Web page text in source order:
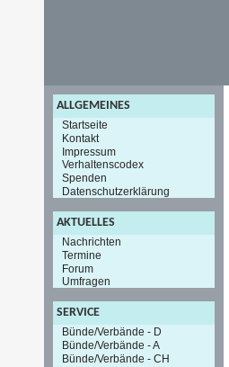
ALLGEMEINES
Startseite
Kontakt
Impressum
Verhaltenscodex
Spenden
Datenschutzerklärung
AKTUELLES
Nachrichten
Termine
Forum
Umfragen
SERVICE
Bünde/Verbände - D
Bünde/Verbände - A
Bünde/Verbände - CH